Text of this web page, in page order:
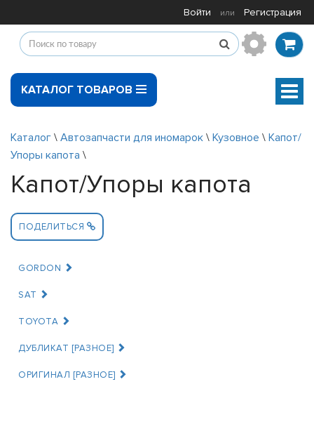
Войти или Регистрация
КАТАЛОГ ТОВАРОВ
Каталог \ Автозапчасти для иномарок \ Кузовное \ Капот/
Упоры капота \
Капот/Упоры капота
ПОДЕЛИТЬСЯ
GORDON
SAT
TOYOTA
ДУБЛИКАТ [РАЗНОЕ]
ОРИГИНАЛ [РАЗНОЕ]